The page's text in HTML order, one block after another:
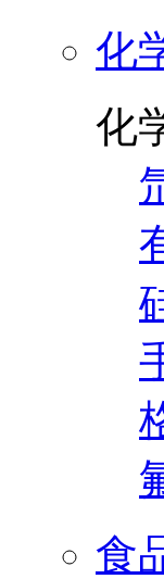
化
化
食